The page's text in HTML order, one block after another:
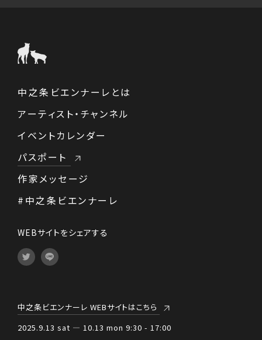
中之条ビエンナーレとは
アーティスト・チャンネル
イベントカレンダー
パスポート
作家メッセージ
#中之条ビエンナーレ
WEBサイトをシェアする
中之条ビエンナーレ WEBサイトはこちら
2025.9.13 sat — 10.13 mon 9:30 - 17:00